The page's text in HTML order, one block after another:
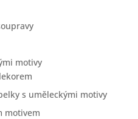
motivy
s uměleckými motivy
motivem